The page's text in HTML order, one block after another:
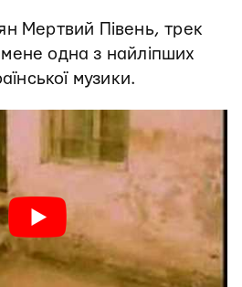
Мертвий Півень, трек
одна з найліпших
музики.